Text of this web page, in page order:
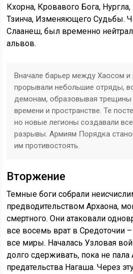
Кхорна, Кровавого Бога,
Тзинча, Изменяющего Судьбы.
Слаанеш, был временно
альвов.
Вначале барьер между Хаосом и
прорывали небольшие отряды,
демонам, образовывая трещины
времени и пространстве. Те
но новые легионы создавали
разрывы. Армиям Порядка
им противостоять.
Вторжение
Темные боги собрали
предводительством Архаона,
смертного. Они атаковали
все восемь врат в Средоточии
все миры. Началась Узловая
долго сдерживать, пока не
предательства Нагаша. Через